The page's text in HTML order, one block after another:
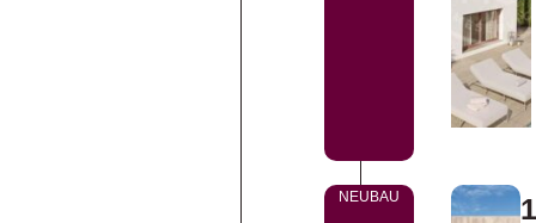
NEUBAU